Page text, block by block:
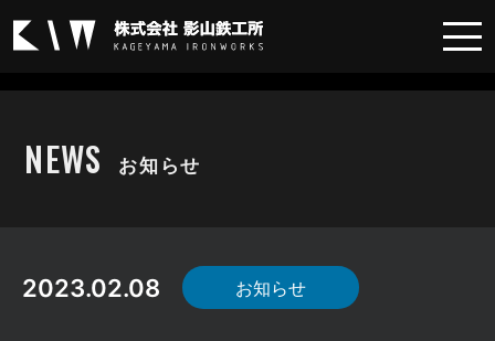
NEWS お知らせ
2023.02.08 お知らせ